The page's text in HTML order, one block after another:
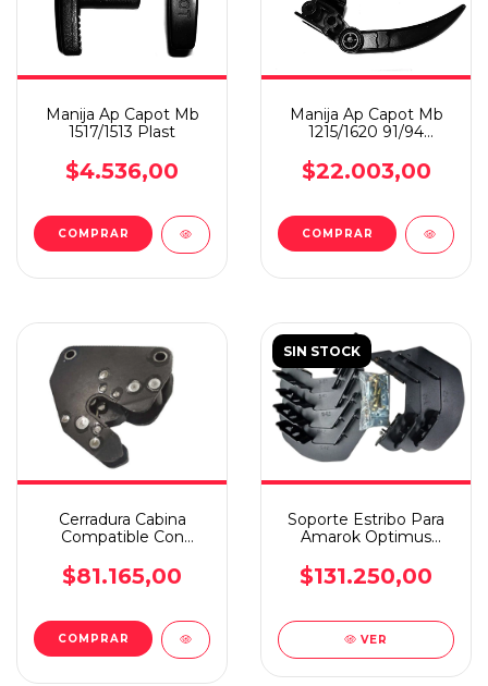
Manija Ap Capot Mb
1517/1513 Plast
$4.536,00
Manija Ap Capot Mb
1215/1620 91/94
$22.003,00
Cerradura Cabina
Compatible Con
$81.165,00
SIN STOCK
Soporte Estribo Para
Amarok Optimus
$131.250,00
VER